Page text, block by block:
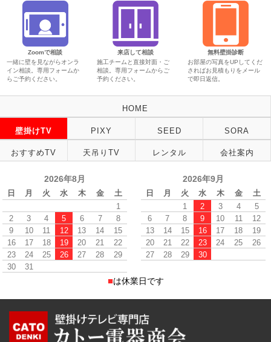
Zoomで相談
一緒に壁を見ながらオンラ
イン相談。専用フォームか
らご予約ください。
来店して相談
施工チームと直接対面・ご
相談。専用フォームからご
予約ください。
無料壁掛診断
お部屋の写真をUPしてくだ
さればお見積もりをメール
で即日返信。
HOME
壁掛けTV PIXY SEED SORA
おすすめTV 天吊りTV レンタル 会社案内
2026年8月
日 月 火 水 木 金
土
1
2
3 4 5 6 7
8
9
10 11 12 13 14
15
16
17 18 19 20 21
22
23
24 25 26 27 28
29
30
31
2026年9月
日 月 火 水 木 金
土
1
2 3 4
5
6
7 8 9 10 11
12
13
14 15 16 17 18
19
20
21 22 23 24 25
26
27
28 29 30
■は休業日です